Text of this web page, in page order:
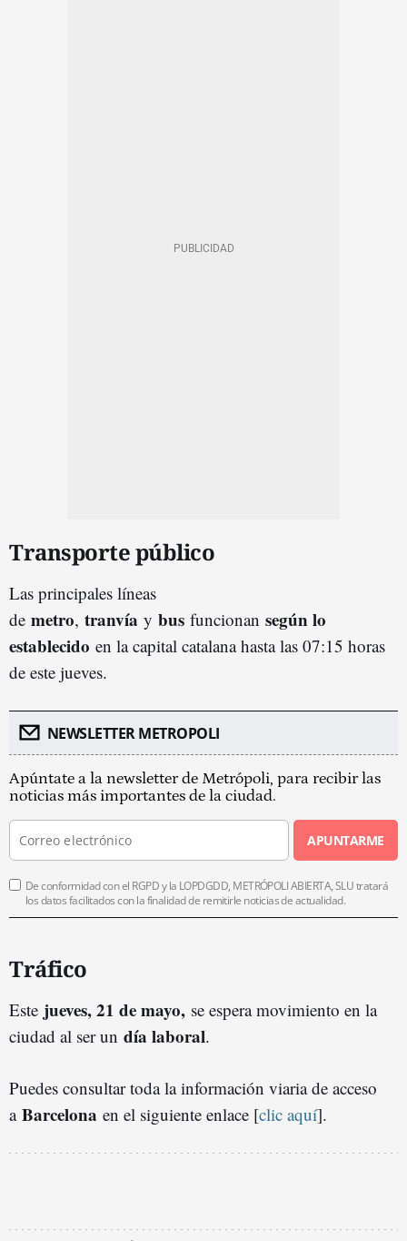
Transporte público
Las principales líneas
de metro, tranvía y bus funcionan según lo
establecido en la capital catalana hasta las 07:15 horas
de este jueves.
NEWSLETTER METROPOLI
Apúntate a la newsletter de Metrópoli, para recibir las
noticias más importantes de la ciudad.
APUNTARME
De conformidad con el RGPD y la LOPDGDD, METRÓPOLI ABIERTA, SLU tratará
los datos facilitados con la finalidad de remitirle noticias de actualidad.
Tráfico
Este jueves, 21 de mayo, se espera movimiento en la
ciudad al ser un día laboral.
Puedes consultar toda la información viaria de acceso
a Barcelona en el siguiente enlace [clic aquí].